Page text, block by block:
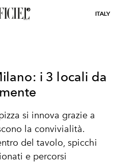
ITALY
i 3 locali da
si innova grazie a
la convivialità.
del tavolo, spicchi
e percorsi